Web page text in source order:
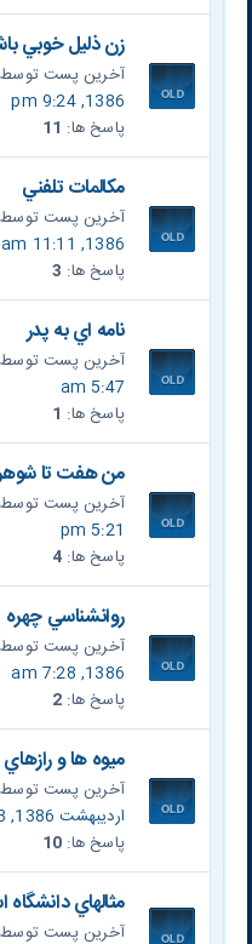
زن ذليل خوبي
آخرین پست توسط
1386, 9:24 pm
پاسخ ها: 11
مکالمات تلفني
آخرین پست توسط
1386, 11:11 am
پاسخ ها: 3
نامه اي به پدر
آخرین پست توسط
5:47 am
پاسخ ها: 1
من هفت تا
آخرین پست توسط
5:21 pm
پاسخ ها: 4
روانشناسي چهره
آخرین پست توسط
1386, 7:28 am
پاسخ ها: 2
ميوه ها و
آخرین پست توسط
اردیبهشت 1386, 3:08 pm
پاسخ ها: 10
مثالهاي دانشگاه
آخرین پست توسط